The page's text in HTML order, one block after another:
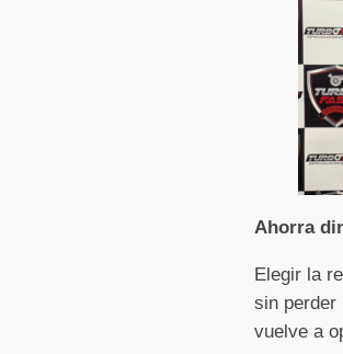
Ahorra
Elegir la
sin perder
vuelve a